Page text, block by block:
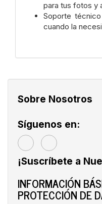
para tus fotos y
Soporte
cuando la
Sobre Nosotros
Síguenos en:
¡Suscríbete a
INFORMACIÓN
PROTECCIÓN DE